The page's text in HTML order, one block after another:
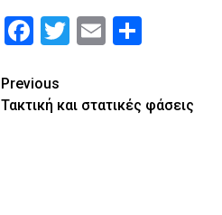
Facebook
TwitterEmail
Continue
Reading
Previous
Τακτική και στατικές φάσεις